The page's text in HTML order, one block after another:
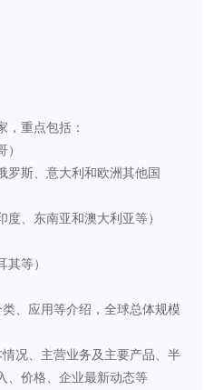
重点包括：
罗斯、意大利和欧洲其他国
、东南亚和澳大利亚等）
等）
、应用等介绍，全球总体规模
况、主营业务及主要产品、半
、价格、企业最新动态等